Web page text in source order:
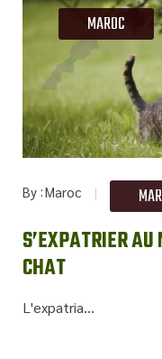
MAROC
By Maroc
S’EXPATRIER AU
CHAT
L'expatria...